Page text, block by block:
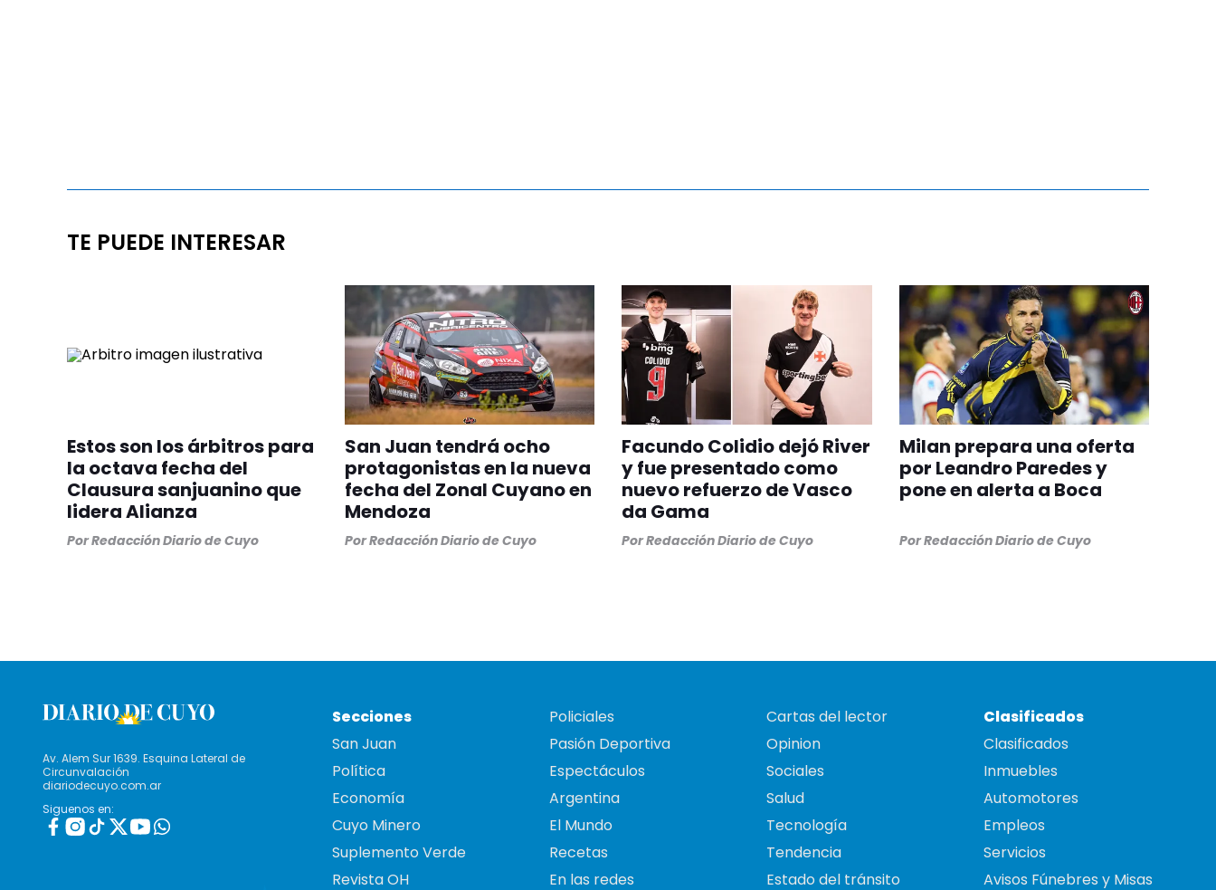
TE PUEDE INTERESAR
Estos son los árbitros para
la octava fecha del
Clausura sanjuanino que
lidera Alianza
PorRedacción Diario de Cuyo
San Juan tendrá ocho
protagonistas en la nueva
fecha del Zonal Cuyano en
Mendoza
PorRedacción Diario de Cuyo
Facundo Colidio dejó River
y fue presentado como
nuevo refuerzo de Vasco
da Gama
PorRedacción Diario de Cuyo
Milan prepara una oferta
por Leandro Paredes y
pone en alerta a Boca
PorRedacción Diario de Cuyo
Av. Alem Sur 1639. Esquina Lateral de
Circunvalación
diariodecuyo.com.ar
Siguenos en:
Secciones
San Juan
Política
Economía
Cuyo Minero
Suplemento Verde
Revista OH
Policiales
Pasión Deportiva
Espectáculos
Argentina
El Mundo
Recetas
En las redes
Cartas del lector
Opinion
Sociales
Salud
Tecnología
Tendencia
Estado del tránsito
Clasificados
Clasificados
Inmuebles
Automotores
Empleos
Servicios
Avisos Fúnebres y Misas